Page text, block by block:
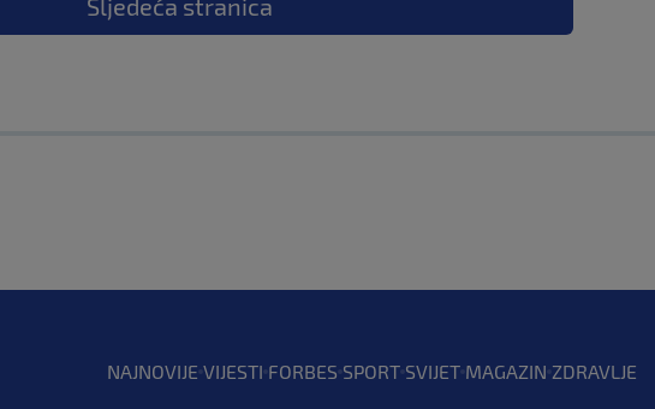
Sljedeća stranica
NAJNOVIJE VIJESTI FORBES SPORT SVIJET MAGAZIN ZDRAVLJE